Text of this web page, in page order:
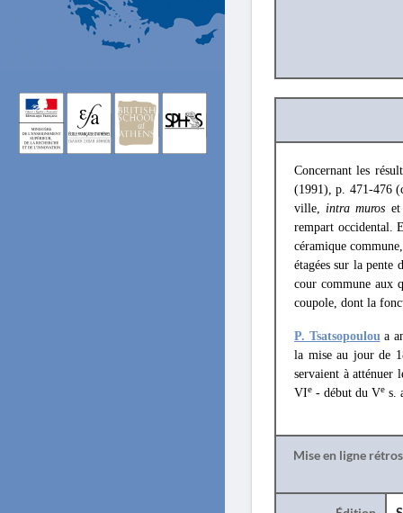
Concernant les
(1991), p. 471-476
ville,intra muros
rempart occidental.
céramique
étagées sur la
cour commune aux
coupole, dont la
P. Tsatsopouloua
la mise au jour de
servaient à atténuer
VIe - début du Ve s.
Mise en ligne